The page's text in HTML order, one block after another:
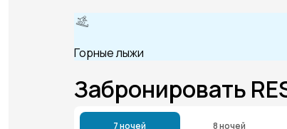
Горные лыжи
Забронировать
7 ночей 8 ночей